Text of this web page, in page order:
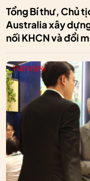
Tổng Bí thư, Chủ
Australia xây
nối KHCN và đổi